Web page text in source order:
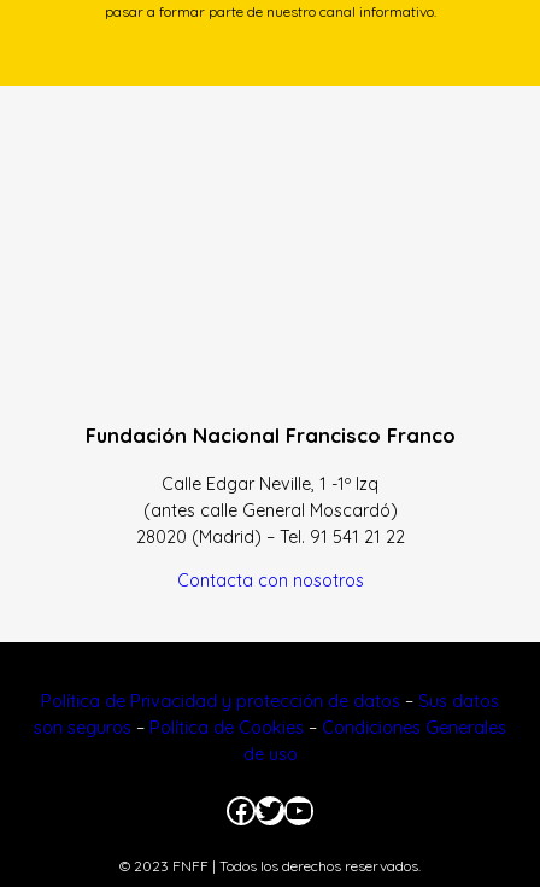
pasar a formar parte de nuestro canal informativo.
Fundación Nacional Francisco Franco
Calle Edgar Neville, 1 -1º Izq
(antes calle General Moscardó)
28020 (Madrid) – Tel. 91 541 21 22
Contacta con nosotros
Política de Privacidad y protección de datos – Sus datos
son seguros – Política de Cookies – Condiciones Generales
de uso
Facebook
Twitter
YouTube
© 2023 FNFF | Todos los derechos reservados.